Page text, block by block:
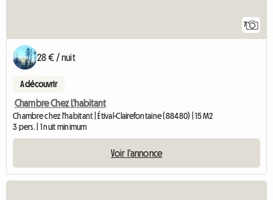
7
28 € / nuit
A découvrir
Chambre Chez L'habitant
Chambre chez l'habitant | Étival-Clairefontaine (88480) | 15 M2
3 pers. | 1 nuit minimum
Voir l'annonce